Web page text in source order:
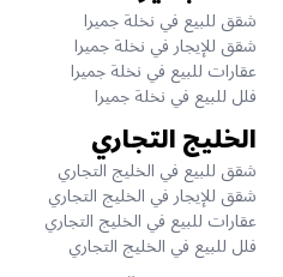
شقق للبيع في نخلة جميرا
شقق للإيجار في نخلة جميرا
عقارات للبيع في نخلة جميرا
فلل للبيع في نخلة جميرا
الخليج التجاري
شقق للبيع في الخليج التجاري
شقق للإيجار في الخليج التجاري
عقارات للبيع في الخليج التجاري
فلل للبيع في الخليج التجاري